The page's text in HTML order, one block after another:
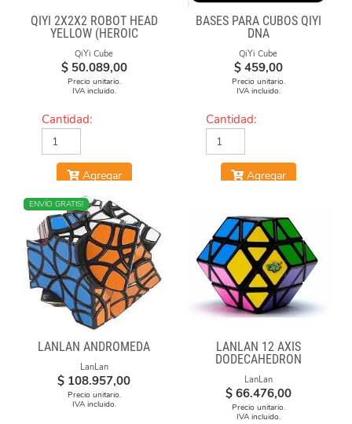
QIYI 2X2X2 ROBOT HEAD
YELLOW (HEROIC
LEADER)
QiYi Cube
$ 50.089,00
Precio unitario.
IVA incluido.
Cantidad:
Agregar
BASES PARA CUBOS QIYI
DNA
QiYi Cube
$ 459,00
Precio unitario.
IVA incluido.
Cantidad:
Agregar
NUEVO
ENVÍO GRATIS!
LANLAN ANDROMEDA
LanLan
$ 108.957,00
Precio unitario.
IVA incluido.
LANLAN 12 AXIS
DODECAHEDRON
DIAMOND CUBE
LanLan
$ 66.476,00
Precio unitario.
IVA incluido.